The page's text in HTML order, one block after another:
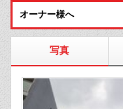
オーナー様へ
写真